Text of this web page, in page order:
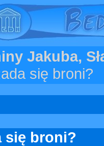
Jakuba,
się broni?
się broni?